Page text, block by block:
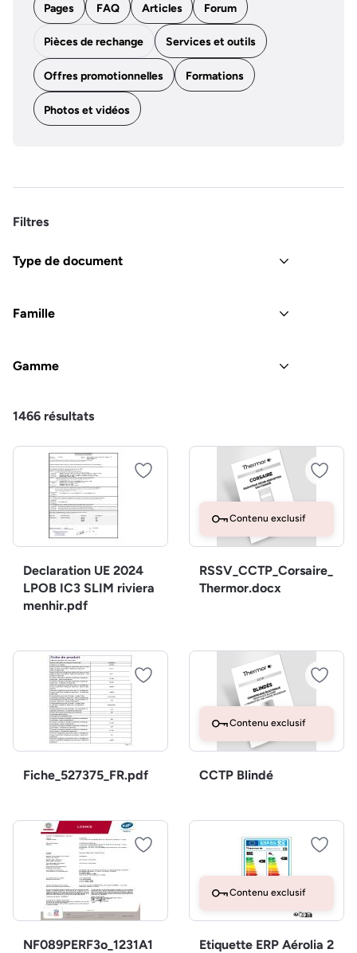
Pages FAQ Articles Forum
Pièces de rechange Services et outils
Offres promotionnelles Formations
Photos et vidéos
Filtres
Type de document
Famille
Gamme
1466 résultats
Declaration UE 2024
LPOB IC3 SLIM riviera
menhir.pdf
Contenu exclusif
RSSV_CCTP_Corsaire_
Thermor.docx
Fiche_527375_FR.pdf
Contenu exclusif
CCTP Blindé
NF089PERF3o_1231A1
Contenu exclusif
Etiquette ERP Aérolia 2